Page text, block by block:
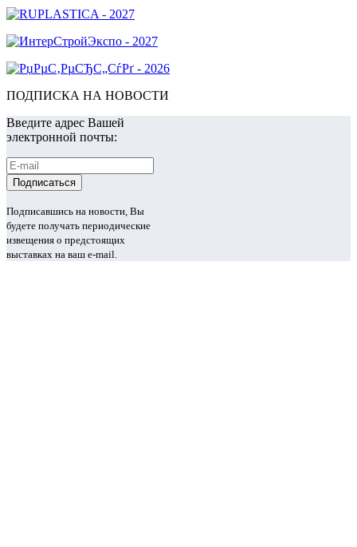
ПОДПИСКА НА НОВОСТИ
Введите адрес Вашей
электронной почты:
Подписавшись на новости, Вы
будете получать периодические
извещения о предстоящих
выставках на ваш e-mail.